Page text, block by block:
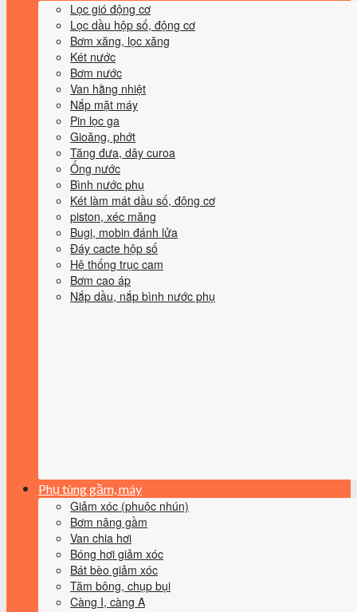
Lọc gió động cơ
Lọc dầu hộp số, động cơ
Bơm xăng, lọc xăng
Két nước
Bơm nước
Van hằng nhiệt
Nắp mặt máy
Pin lọc ga
Gioăng, phớt
Tăng đưa, dây curoa
Ống nước
Bình nước phụ
Két làm mát dầu số, động cơ
piston, xéc măng
Bugi, mobin đánh lửa
Đáy cacte hộp số
Hệ thống trục cam
Bơm cao áp
Nắp dầu, nắp bình nước phụ
Phụ tùng gầm, máy
Giảm xóc (phuộc nhún)
Bơm nâng gầm
Van chia hơi
Bóng hơi giảm xóc
Bát bèo giảm xóc
Tăm bông, chụp bụi
Càng I, càng A